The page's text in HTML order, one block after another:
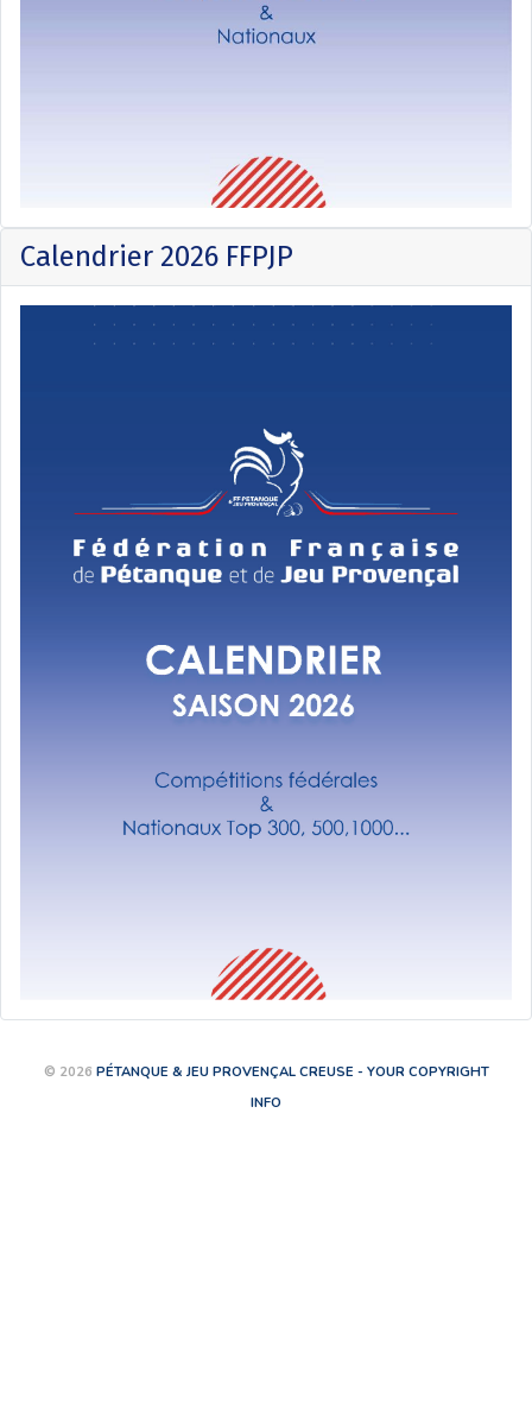
Calendrier 2026 FFPJP
© 2026 PÉTANQUE & JEU PROVENÇAL CREUSE - YOUR COPYRIGHT
INFO